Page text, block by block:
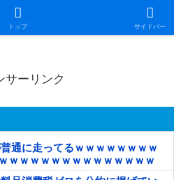
トップ サイドバー
サーリンク
通に走ってるｗｗｗｗｗｗｗｗ
ｗｗｗｗｗｗｗｗｗｗｗｗｗｗ